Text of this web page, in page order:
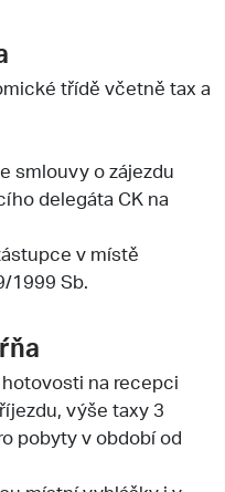
třídě včetně tax a
smlouvy o zájezdu
delegáta CK na
v místě
1999 Sb.
na recepci
výše taxy 3
pobyty v období od